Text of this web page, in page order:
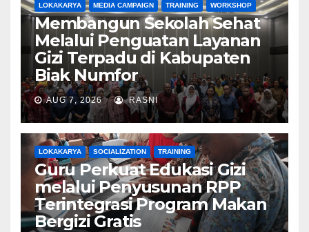
LOKAKARYA MEDIA CAMPAIGN TRAINING WORKSHOP
Membangun Sekolah Sehat
Melalui Penguatan Layanan
Gizi Terpadu di Kabupaten
Biak Numfor
AUG 7, 2026 RASNI
LOKAKARYA SOCIALIZATION TRAINING
Guru Perkuat Edukasi Gizi
melalui Penyusunan RPP
Terintegrasi Program Makan
Bergizi Gratis